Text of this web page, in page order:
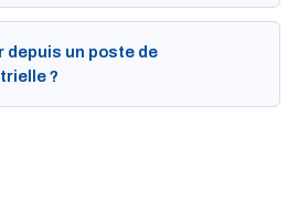
depuis un poste de
?